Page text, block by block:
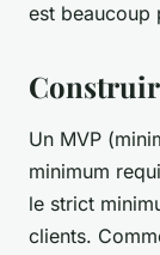
est beaucoup
Un MVP
minimum
le strict
clients.